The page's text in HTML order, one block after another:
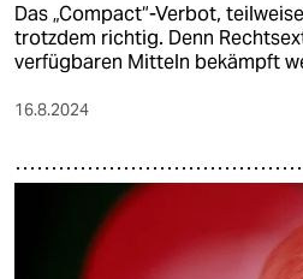
Das „Compact“-Verbot,
trotzdem richtig. Denn
verfügbaren Mitteln bekämpft
16.8.2024